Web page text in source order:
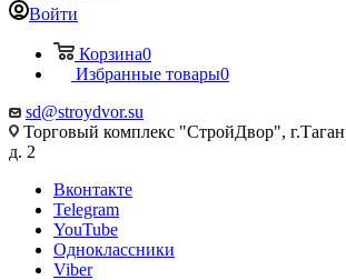
Войти
Корзина0
Избранные товары0
sd@stroydvor.su
Торговый комплекс "СтройДвор",
д. 2
Вконтакте
Telegram
YouTube
Одноклассники
Viber